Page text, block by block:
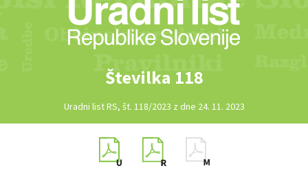
Številka 118
Uradni list RS, št. 118/2023 z dne 24. 11. 2023